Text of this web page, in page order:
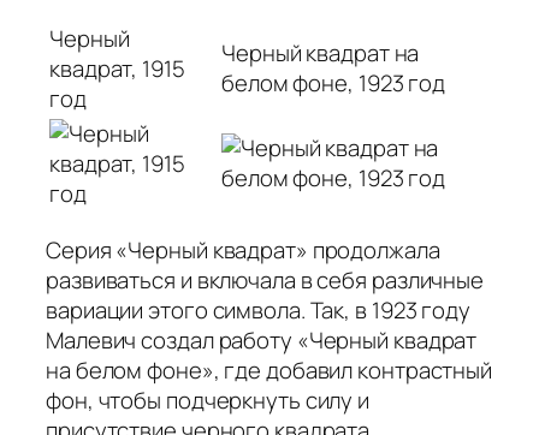
Черный
квадрат, 1915
год
Черный квадрат на
белом фоне, 1923 год
Серия «Черный квадрат» продолжала
развиваться и включала в себя различные
вариации этого символа. Так, в 1923 году
Малевич создал работу «Черный квадрат
на белом фоне», где добавил контрастный
фон, чтобы подчеркнуть силу и